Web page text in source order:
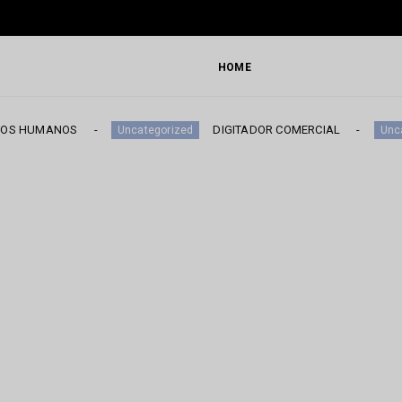
HOME
Uncategorized DIGITADOR COMERCIAL Uncategorized